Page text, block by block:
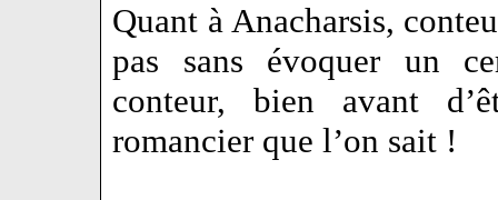
Quant à Anacharsis,
pas sans évoquer un
conteur, bien avant
romancier que l’on sait !